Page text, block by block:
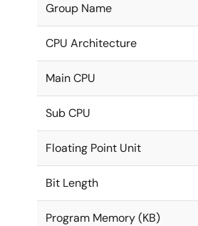
Group Name
CPU Architecture
Main CPU
Sub CPU
Floating Point Unit
Bit Length
Program Memory (KB)